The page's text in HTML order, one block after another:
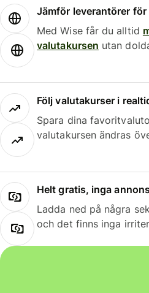
Jämför leverantörer
Med Wise får du alltid
valutakursen utan
Följ valutakurser i
Spara dina
valutakursen ändras
Helt gratis, inga
Ladda ned på några
och det finns inga